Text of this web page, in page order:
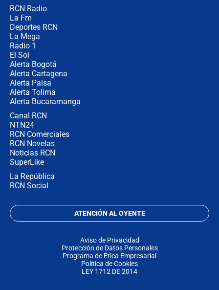
RCN Radio
La Fm
Deportes RCN
La Mega
Radio 1
El Sol
Alerta Bogotá
Alerta Cartagena
Alerta Paisa
Alerta Tolima
Alerta Bucaramanga
Canal RCN
NTN24
RCN Comerciales
RCN Novelas
Noticias RCN
SuperLike
La República
RCN Social
ATENCIÓN AL OYENTE
Aviso de Privacidad
Protección de Datos Personales
Programa de Ética Empresarial
Política de Cookies
LEY 1712 DE 2014